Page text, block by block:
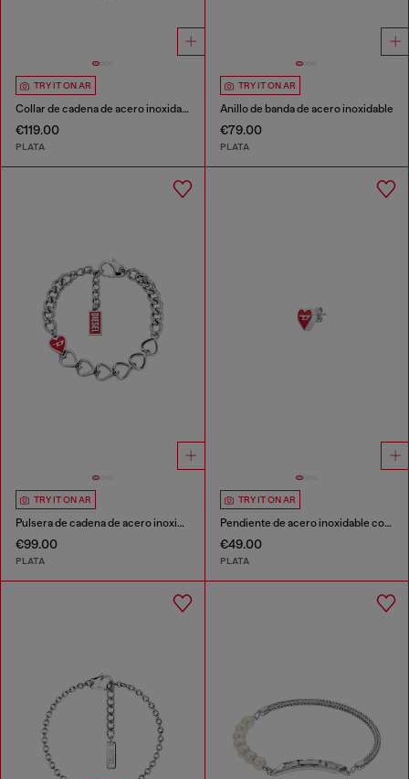
TRY IT ON AR
Collar de cadena de acero inoxidable
€119.00
PLATA
TRY IT ON AR
Anillo de banda de acero inoxidable
€79.00
PLATA
TRY IT ON AR
Pulsera de cadena de acero inoxidable
€99.00
PLATA
TRY IT ON AR
Pendiente de acero inoxidable con lavado oscuro
€49.00
PLATA